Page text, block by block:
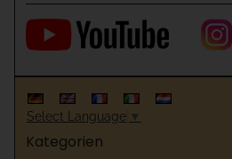
Select Language ▼
Kategorien